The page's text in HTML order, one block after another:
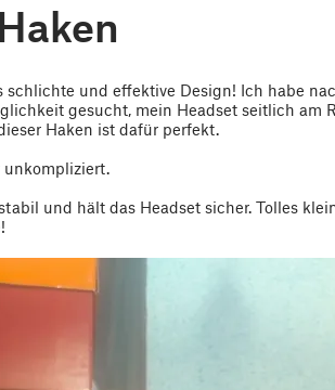
schlichte und effektive Design! Ich habe
gesucht, mein Headset seitlich am
Haken ist dafür perfekt.
unkompliziert.
und hält das Headset sicher. Tolles